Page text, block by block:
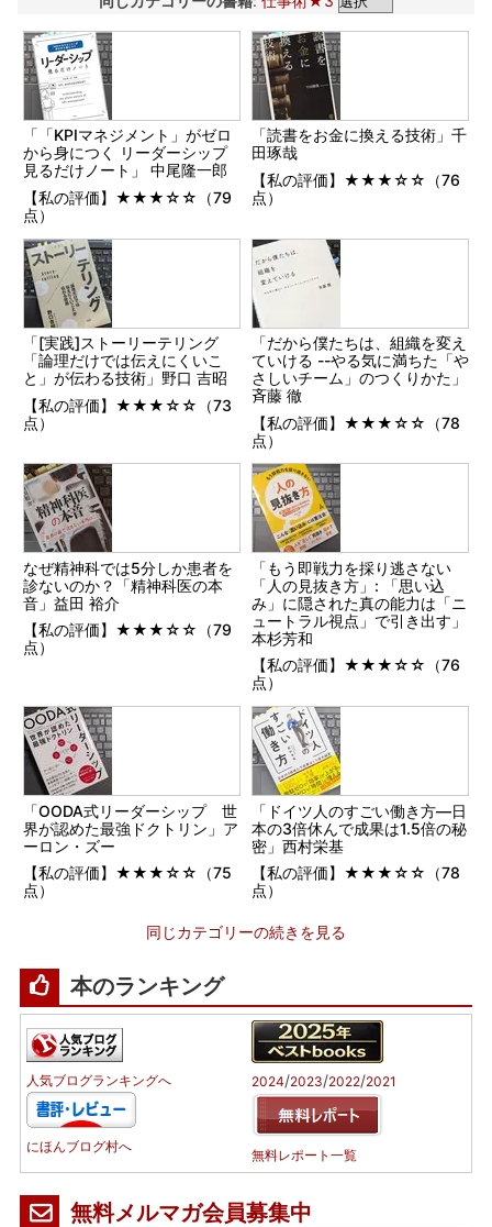
「「KPIマネジメント」がゼロ
から身につく リーダーシップ
見るだけノート」 中尾隆一郎
【私の評価】★★★☆☆（79
点）
「読書をお金に換える技術」千
田琢哉
【私の評価】★★★☆☆（76
点）
「[実践]ストーリーテリング
「論理だけでは伝えにくいこ
と」が伝わる技術」野口 吉昭
【私の評価】★★★☆☆（73
点）
「だから僕たちは、組織を変え
ていける --やる気に満ちた「や
さしいチーム」のつくりかた」
斉藤 徹
【私の評価】★★★☆☆（78
点）
なぜ精神科では5分しか患者を
診ないのか？「精神科医の本
音」益田 裕介
【私の評価】★★★☆☆（79
点）
「もう即戦力を採り逃さない
「人の見抜き方」: 「思い込
み」に隠された真の能力は「ニ
ュートラル視点」で引き出す」
本杉芳和
【私の評価】★★★☆☆（76
点）
「OODA式リーダーシップ 世
界が認めた最強ドクトリン」ア
ーロン・ズー
【私の評価】★★★☆☆（75
点）
「ドイツ人のすごい働き方―日
本の3倍休んで成果は1.5倍の秘
密」西村栄基
【私の評価】★★★☆☆（78
点）
同じカテゴリーの続きを見る
本のランキング
人気ブログランキングへ
にほんブログ村へ
2024/2023/2022/2021
無料レポート一覧
無料メルマガ会員募集中